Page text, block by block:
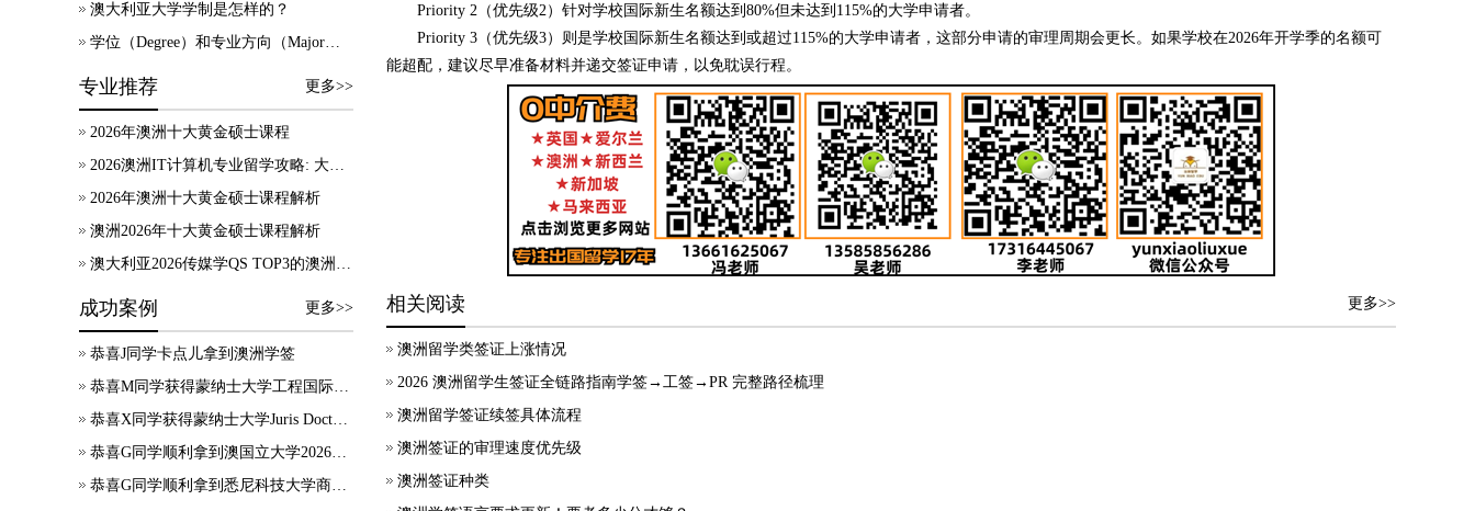
澳大利亚大学学制是怎样的？
学位（Degree）和专业方向（Major）有什么区别？
专业推荐 更多>>
2026年澳洲十大黄金硕士课程
2026澳洲IT计算机专业留学攻略: 大学录取、技术移民及就业方向
2026年澳洲十大黄金硕士课程解析
澳洲2026年十大黄金硕士课程解析
澳大利亚2026传媒学QS TOP3的澳洲院校，热门专业及申请要求等信息汇总！
成功案例 更多>>
恭喜J同学卡点儿拿到澳洲学签
恭喜M同学获得蒙纳士大学工程国际大一正式录取
恭喜X同学获得蒙纳士大学Juris Doctor offer
恭喜G同学顺利拿到澳国立大学2026年7月应用会计硕士录取通知书~
恭喜G同学顺利拿到悉尼科技大学商科本科录取通知书~
Priority 2（优先级2）针对学校国际新生名额达到80%但未达到115%的大学申请者。
Priority 3（优先级3）则是学校国际新生名额达到或超过115%的大学申请者，这部分申请的审理周期会更长。如果学校在2026年开学季的名额可
能超配，建议尽早准备材料并递交签证申请，以免耽误行程。
相关阅读 更多>>
澳洲留学类签证上涨情况
2026 澳洲留学生签证全链路指南学签→工签→PR 完整路径梳理
澳洲留学签证续签具体流程
澳洲签证的审理速度优先级
澳洲签证种类